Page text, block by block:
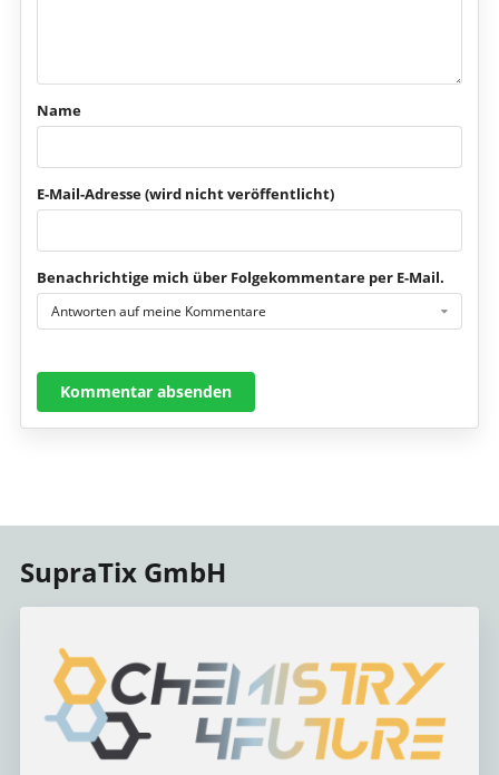
Name
E-Mail-Adresse (wird nicht veröffentlicht)
Benachrichtige mich über Folgekommentare per E-Mail.
Antworten auf meine Kommentare
Kommentar absenden
SupraTix GmbH